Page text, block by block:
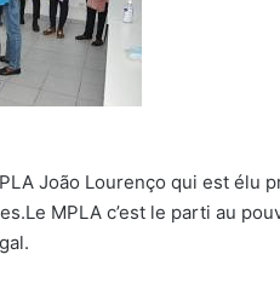
João Lourenço qui est élu
MPLA c’est le parti au